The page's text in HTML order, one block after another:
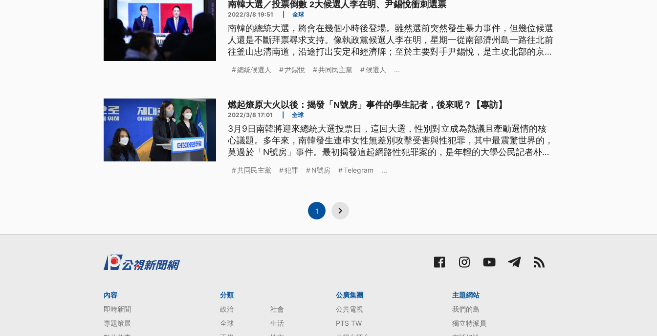
南韓大選／投票倒數 2大候選人李在明、尹錫悅衝刺選票
2022/3/8 19:51 全球
南韓的總統大選，將會在幾個小時後登場。雖然選前突然發生暴力事件，但幾位候選
人還是不斷拜票尋求支持。像執政黨候選人李在明，星期一從南部濟州島一路往北前
往釜山忠清南道，沿途打出安定和經濟牌；至於主要對手尹錫悅，是主攻北部的京畿
區首爾舉行選前之夜，希望能催出選票，讓他們入主青瓦台。
總統候選人 尹錫悅 共同民主黨 候選人 ...
燃起燎原大火以後：揭發「N號房」事件的學生記者，後來呢？【專訪】
2022/3/8 17:01 全球
3月9日南韓將迎來總統大選投票日，這回大選，性別對立成為熱議且牽動選情的核
心議題。多年來，南韓發生連串女性無差別攻擊受害與性犯罪，其中最震驚世界的，
莫過於「N號房」事件。最初揭發這起網路性犯罪案的，是年輕的大學公民記者朴志
面對外媒，透露自己的心聲。
共同民主黨 犯罪 N號房 Telegram ...
1
內容
即時新聞
專題策展
分類
政治
社會
全球
生活
公廣集團
公共電視
PTS TW
主題網站
我們的島
獨立特派員